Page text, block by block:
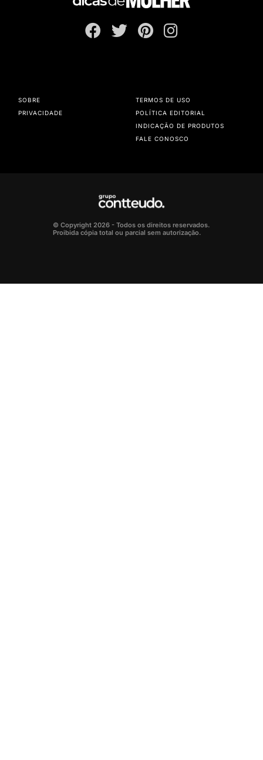
SOBRE
PRIVACIDADE
TERMOS DE USO
POLÍTICA EDITORIAL
INDICAÇÃO DE PRODUTOS
FALE CONOSCO
© Copyright 2026 - Todos os direitos reservados.
Proibida cópia total ou parcial sem autorização.